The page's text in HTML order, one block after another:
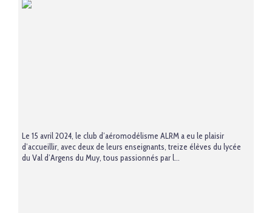
Le 15 avril 2024, le club d’aéromodélisme ALRM a eu le plaisir
d’accueillir, avec deux de leurs enseignants, treize élèves du lycée
du Val d’Argens du Muy, tous passionnés par l...